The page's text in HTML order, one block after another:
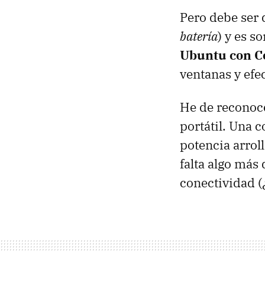
Pero debe ser
batería) y es
Ubuntu con
ventanas y
He de
portátil. Una
potencia
falta algo más
conectividad